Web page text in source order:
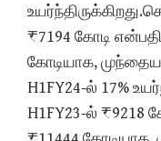
₹7194 கோடி
கோடியாக,
H1FY24-ல் 17%
H1FY23-ல் ₹9218